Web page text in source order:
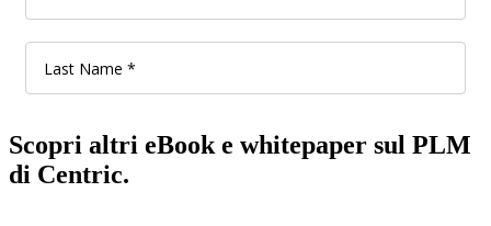
Scopri altri eBook e whitepaper sul PLM
di Centric.